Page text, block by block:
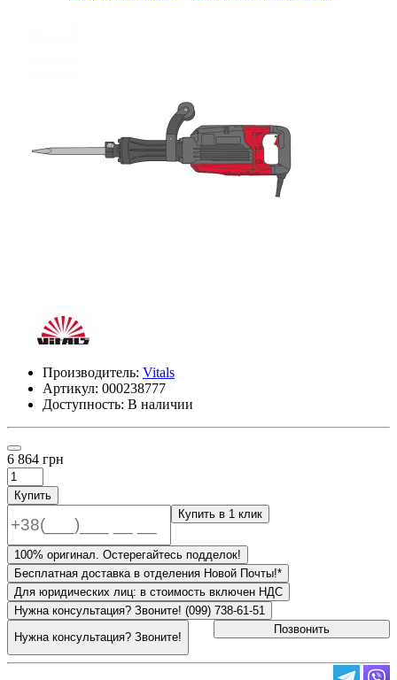
Производитель: Vitals
Артикул: 000238777
Доступность: В наличии
6 864 грн
Купить
Купить в 1 клик
100% оригинал. Остерегайтесь подделок!
Бесплатная доставка в отделения Новой Почты!*
Для юридических лиц: в стоимость включен НДС
Нужна консультация? Звоните! (099) 738-61-51
Нужна консультация? Звоните!
Позвонить